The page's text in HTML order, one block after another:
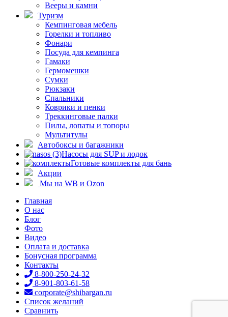
Вееры и камни
Туризм
Кемпинговая мебель
Горелки и топливо
Фонари
Посуда для кемпинга
Гамаки
Гермомешки
Сумки
Рюкзаки
Спальники
Коврики и пенки
Треккинговые палки
Пилы, лопаты и топоры
Мультитулы
Автобоксы и багажники
Насосы для SUP и лодок
Готовые комплекты для бань
Акции
Мы на WB и Ozon
Главная
О нас
Блог
Фото
Видео
Оплата и доставка
Бонусная программа
Контакты
8-800-250-24-32
8-901-803-61-58
corporate@shibargan.ru
Список желаний
Сравнить